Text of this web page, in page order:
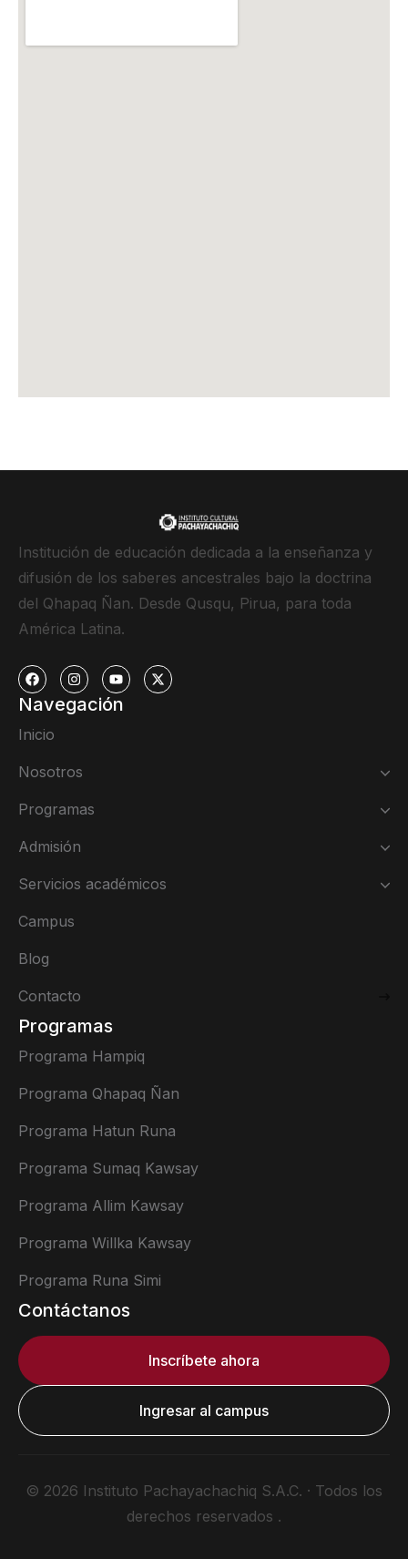
Institución de educación dedicada a la enseñanza y
difusión de los saberes ancestrales bajo la doctrina
del Qhapaq Ñan. Desde Qusqu, Pirua, para toda
América Latina.
Navegación
Inicio
Nosotros
Programas
Admisión
Servicios académicos
Campus
Blog
Contacto
Programas
Programa Hampiq
Programa Qhapaq Ñan
Programa Hatun Runa
Programa Sumaq Kawsay
Programa Allim Kawsay
Programa Willka Kawsay
Programa Runa Simi
Contáctanos
Inscríbete ahora
Ingresar al campus
© 2026 Instituto Pachayachachiq S.A.C. · Todos los
derechos reservados .